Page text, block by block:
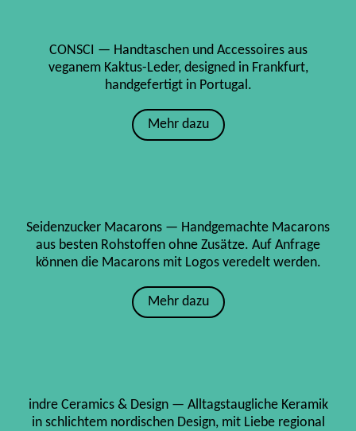
CONSCI — Handtaschen und Accessoires aus
veganem Kaktus-Leder, designed in Frankfurt,
handgefertigt in Portugal.
Mehr dazu
Seidenzucker Macarons — Handgemachte Macarons
aus besten Rohstoffen ohne Zusätze. Auf Anfrage
können die Macarons mit Logos veredelt werden.
Mehr dazu
indre Ceramics & Design — Alltagstaugliche Keramik
in schlichtem nordischen Design, mit Liebe regional